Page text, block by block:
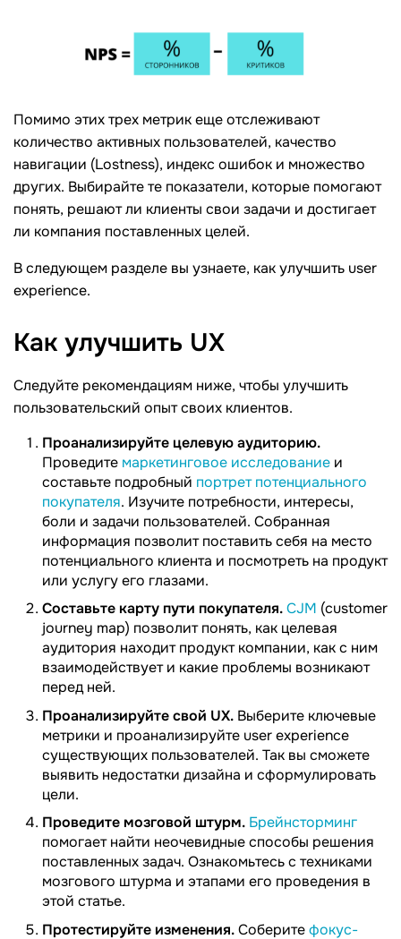
Помимо этих трех метрик еще отслеживают
количество активных пользователей, качество
навигации (Lostness), индекс ошибок и множество
других. Выбирайте те показатели, которые помогают
понять, решают ли клиенты свои задачи и достигает
ли компания поставленных целей.
В следующем разделе вы узнаете, как улучшить user
experience.
Как улучшить UX
Следуйте рекомендациям ниже, чтобы улучшить
пользовательский опыт своих клиентов.
Проанализируйте целевую аудиторию.
Проведите маркетинговое исследование и
составьте подробный портрет потенциального
покупателя. Изучите потребности, интересы,
боли и задачи пользователей. Собранная
информация позволит поставить себя на место
потенциального клиента и посмотреть на продукт
или услугу его глазами.
Составьте карту пути покупателя.CJM (customer
journey map) позволит понять, как целевая
аудитория находит продукт компании, как с ним
взаимодействует и какие проблемы возникают
перед ней.
Проанализируйте свой UX. Выберите ключевые
метрики и проанализируйте user experience
существующих пользователей. Так вы сможете
выявить недостатки дизайна и сформулировать
цели.
Проведите мозговой штурм. Брейнсторминг
помогает найти неочевидные способы решения
поставленных задач. Ознакомьтесь с техниками
мозгового штурма и этапами его проведения в
этой статье.
Протестируйте изменения.Соберитефокус-